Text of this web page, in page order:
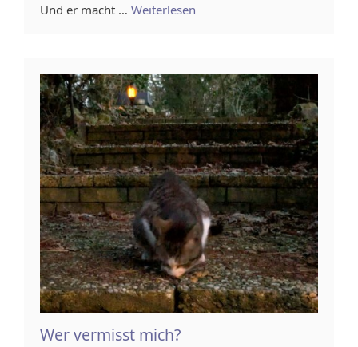
Und er macht … Weiterlesen
Wer vermisst mich?